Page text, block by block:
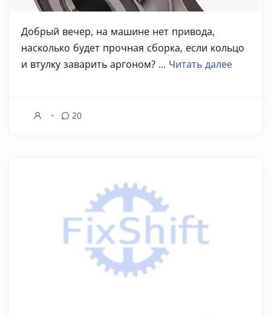
Добрый вечер, на машине нет привода,
насколько будет прочная сборка, если кольцо
и втулку заварить аргоном? ... Читать далее
20